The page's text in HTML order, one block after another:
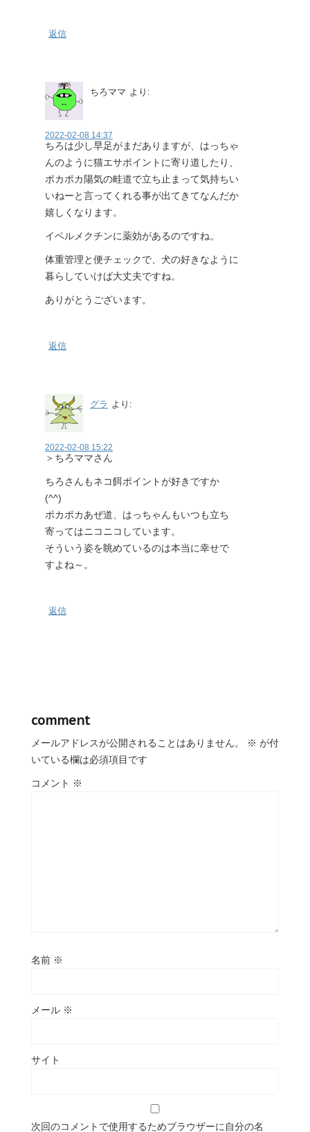
返信
ちろママ より:
2022-02-08 14:37
ちろは少し早足がまだありますが、はっちゃ
んのように猫エサポイントに寄り道したり、
ポカポカ陽気の畦道で立ち止まって気持ちい
いねーと言ってくれる事が出てきてなんだか
嬉しくなります。
イベルメクチンに薬効があるのですね。
体重管理と便チェックで、犬の好きなように
暮らしていけば大丈夫ですね。
ありがとうございます。
返信
グラ より:
2022-02-08 15:22
＞ちろママさん
ちろさんもネコ餌ポイントが好きですか
(^^)
ポカポカあぜ道、はっちゃんもいつも立ち
寄ってはニコニコしています。
そういう姿を眺めているのは本当に幸せで
すよね～。
返信
comment
メールアドレスが公開されることはありません。 ※ が付
いている欄は必須項目です
コメント ※
名前 ※
メール ※
サイト
次回のコメントで使用するためブラウザーに自分の名